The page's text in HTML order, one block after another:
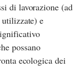
di lavorazione (ad
utilizzate) e
possano
ecologica dei